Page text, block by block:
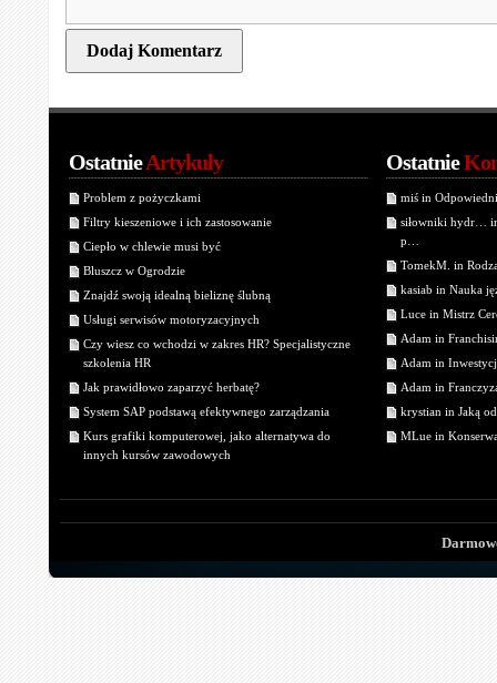
OstatnieArtykuły
Problem z pożyczkami
Filtry kieszeniowe i ich zastosowanie
Ciepło w chlewie musi być
Bluszcz w Ogrodzie
Znajdź swoją idealną bieliznę ślubną
Usługi serwisów motoryzacyjnych
Czy wiesz co wchodzi w zakres HR? Specjalistyczne
szkolenia HR
Jak prawidłowo zaparzyć herbatę?
System SAP podstawą efektywnego zarządzania
Kurs grafiki komputerowej, jako alternatywa do
innych kursów zawodowych
Ostatnie
miś in
siłowniki hydr…
p…
TomekM. in
kasiab in Nauka
Luce in Mistrz
Adam in
Adam in
Adam in
krystian in Jaką
MLue in